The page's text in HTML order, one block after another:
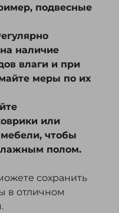
подвесные
наличие
влаги и при
меры по их
или
чтобы
полом.
сохранить
в отличном